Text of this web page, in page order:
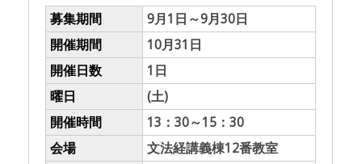
募集期間
9月1日～9月30日
開催期間
10月31日
開催日数
1日
曜日
(土)
開催時間
13：30～15：30
会場
文法経講義棟12番教室